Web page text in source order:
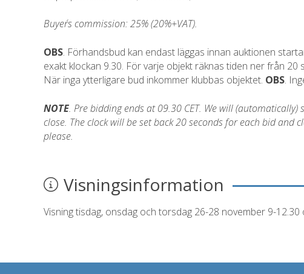
Buyer´s commission: 25% (20%+VAT).
OBS. Förhandsbud kan endast läggas innan auktionen
exakt klockan 9.30. För varje objekt räknas tiden ner från
När inga ytterligare bud inkommer klubbas objektet. OBS.
NOTE. Pre bidding ends at 09.30 CET. We will
close. The clock will be set back 20 seconds for each bid and
please.
Visningsinformation
Visning tisdag, onsdag och torsdag 26-28 november 9-